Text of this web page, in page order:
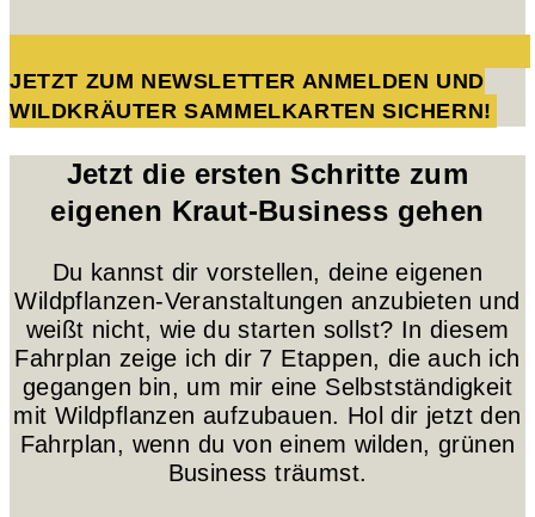
JETZT ZUM NEWSLETTER ANMELDEN UND
WILDKRÄUTER SAMMELKARTEN SICHERN!
Jetzt die ersten Schritte zum
eigenen Kraut-Business gehen
Du kannst dir vorstellen, deine eigenen
Wildpflanzen-Veranstaltungen anzubieten und
weißt nicht, wie du starten sollst? In diesem
Fahrplan zeige ich dir 7 Etappen, die auch ich
gegangen bin, um mir eine Selbstständigkeit
mit Wildpflanzen aufzubauen. Hol dir jetzt den
Fahrplan, wenn du von einem wilden, grünen
Business träumst.